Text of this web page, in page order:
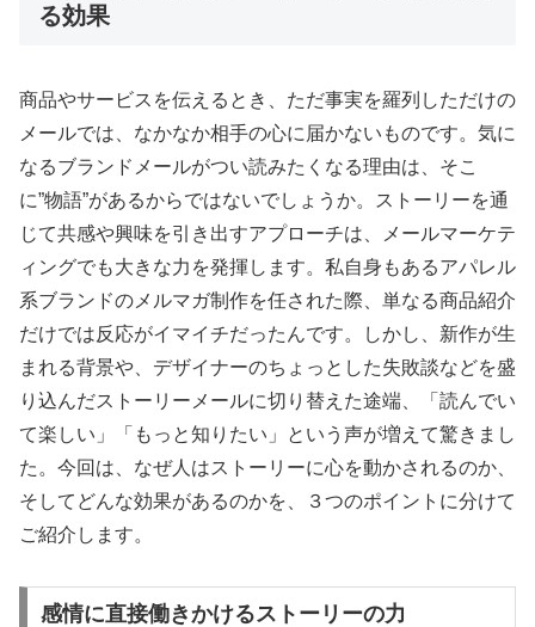
る効果
商品やサービスを伝えるとき、ただ事実を羅列しただけの
メールでは、なかなか相手の心に届かないものです。気に
なるブランドメールがつい読みたくなる理由は、そこ
に”物語”があるからではないでしょうか。ストーリーを通
じて共感や興味を引き出すアプローチは、メールマーケテ
ィングでも大きな力を発揮します。私自身もあるアパレル
系ブランドのメルマガ制作を任された際、単なる商品紹介
だけでは反応がイマイチだったんです。しかし、新作が生
まれる背景や、デザイナーのちょっとした失敗談などを盛
り込んだストーリーメールに切り替えた途端、「読んでい
て楽しい」「もっと知りたい」という声が増えて驚きまし
た。今回は、なぜ人はストーリーに心を動かされるのか、
そしてどんな効果があるのかを、３つのポイントに分けて
ご紹介します。
感情に直接働きかけるストーリーの力